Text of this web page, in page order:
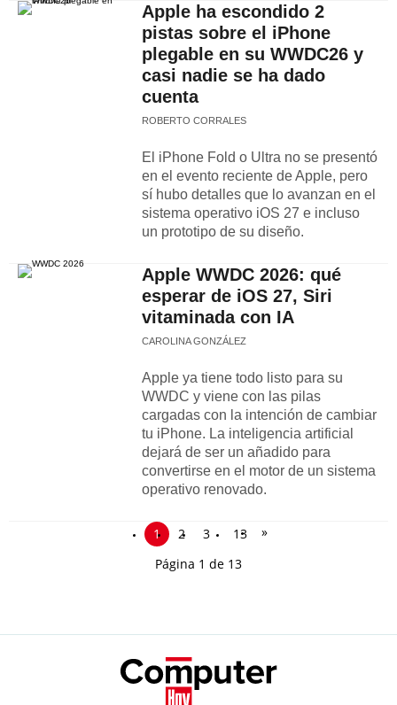
Apple ha escondido 2
pistas sobre el iPhone
plegable en su WWDC26 y
casi nadie se ha dado
cuenta
ROBERTO CORRALES
El iPhone Fold o Ultra no se presentó
en el evento reciente de Apple, pero
sí hubo detalles que lo avanzan en el
sistema operativo iOS 27 e incluso
un prototipo de su diseño.
Apple WWDC 2026: qué
esperar de iOS 27, Siri
vitaminada con IA
CAROLINA GONZÁLEZ
Apple ya tiene todo listo para su
WWDC y viene con las pilas
cargadas con la intención de cambiar
tu iPhone. La inteligencia artificial
dejará de ser un añadido para
convertirse en el motor de un sistema
operativo renovado.
1 2 3 13
»
Página 1 de 13